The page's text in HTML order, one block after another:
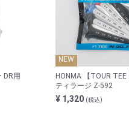
DR用
NEW
HONMA 【TOUR TEE
ティラージ Z-592
¥ 1,320 (税込)